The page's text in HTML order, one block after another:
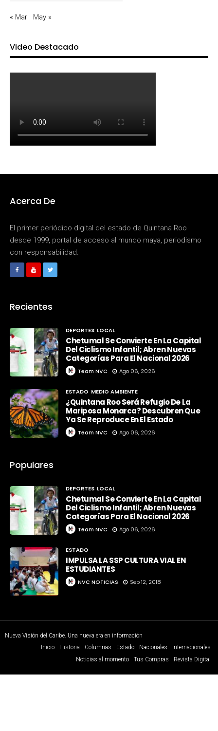
« Mar May »
Video Destacado
Acerca De
El primer periódico digital del estado de Quintana Roo
desde 1999, portal de acceso al mundo maya, periodismo
con responsabilidad.
Recientes
DEPORTES LOCAL
Chetumal Se Convierte En La Capital
Del Ciclismo Infantil; Abren Nuevas
Categorías Para El Nacional 2026
Team NVC Ago 06, 2026
ESTADO MEDIO AMBIENTE
¿Quintana Roo Será Refugio De La
Mariposa Monarca? Descubren Que
Ya Se Reproduce En El Estado
Team NVC Ago 06, 2026
Populares
DEPORTES LOCAL
Chetumal Se Convierte En La Capital
Del Ciclismo Infantil; Abren Nuevas
Categorías Para El Nacional 2026
Team NVC Ago 06, 2026
ESTADO
IMPULSA LA SSP CULTURA VIAL EN
ESTUDIANTES
NVC NOTICIAS Sep 12, 2018
Nueva Visión del Caribe. Una nueva era en información
Inicio
Historia Columnas Estado Nacionales
Internacionales
Noticias al momento
Tus Compras Revista Digital